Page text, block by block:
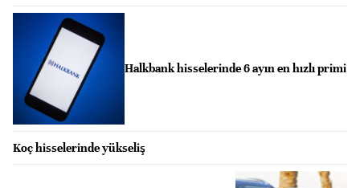
Halkbank hisselerinde 6 ayın en hızlı primi
Koç hisselerinde yükseliş